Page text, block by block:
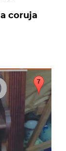
coruja